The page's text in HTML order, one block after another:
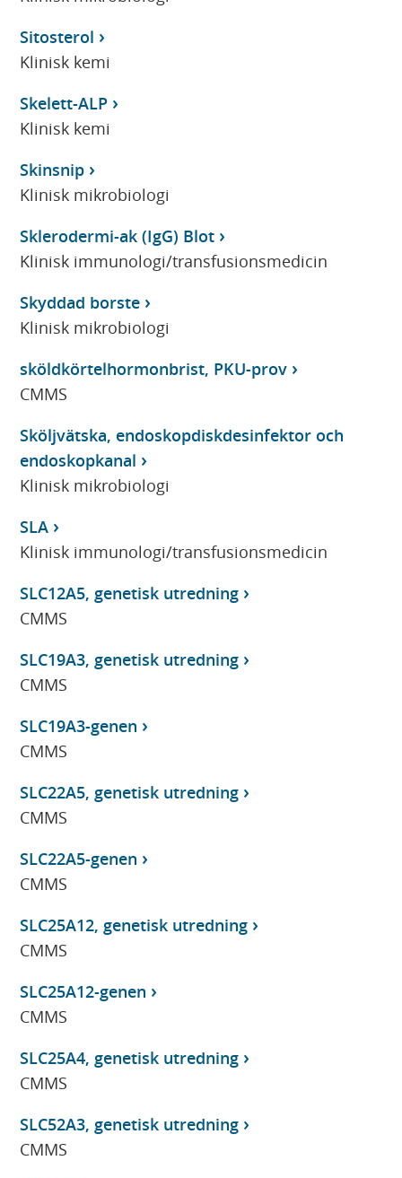
Sitosterol
Klinisk kemi
Skelett-ALP
Klinisk kemi
Skinsnip
Klinisk mikrobiologi
Sklerodermi-ak (IgG) Blot
Klinisk immunologi/transfusionsmedicin
Skyddad borste
Klinisk mikrobiologi
sköldkörtelhormonbrist, PKU-prov
CMMS
Sköljvätska, endoskopdiskdesinfektor och
endoskopkanal
Klinisk mikrobiologi
SLA
Klinisk immunologi/transfusionsmedicin
SLC12A5, genetisk utredning
CMMS
SLC19A3, genetisk utredning
CMMS
SLC19A3-genen
CMMS
SLC22A5, genetisk utredning
CMMS
SLC22A5-genen
CMMS
SLC25A12, genetisk utredning
CMMS
SLC25A12-genen
CMMS
SLC25A4, genetisk utredning
CMMS
SLC52A3, genetisk utredning
CMMS